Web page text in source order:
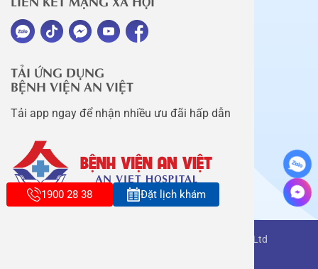
TẢI ỨNG DỤNG
BỆNH VIỆN AN VIỆT
Tải app ngay để nhận nhiều ưu đãi hấp dẫn
Copyright belongs to An Viet Thang Long Co., Ltd
1900 28 38 Đặt lịch khám